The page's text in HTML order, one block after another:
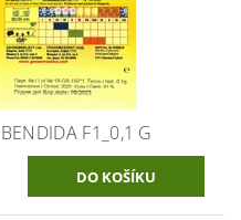
F1_0,1 G